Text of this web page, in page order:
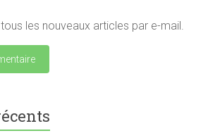
les nouveaux articles par e-mail.